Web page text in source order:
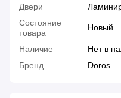
Двери
Состояние
товара
Новый
Наличие
Нет в
Бренд
Doros